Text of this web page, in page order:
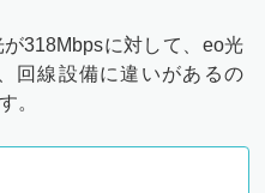
318Mbpsに対して、eo光
回線設備に違いがあるの
。